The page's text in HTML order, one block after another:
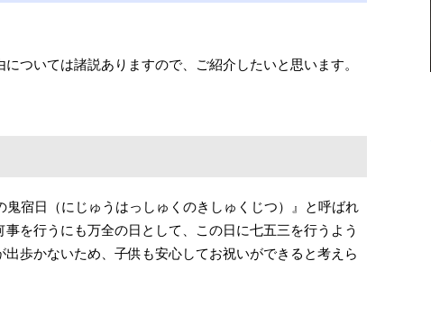
ついては諸説ありますので、ご紹介したいと思います。
鬼宿日（にじゅうはっしゅくのきしゅくじつ）』と呼ばれ
を行うにも万全の日として、この日に七五三を行うよう
歩かないため、子供も安心してお祝いができると考えら